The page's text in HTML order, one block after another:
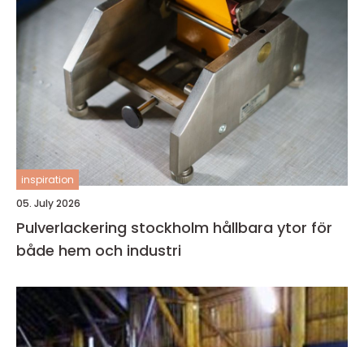
inspiration
05. July 2026
Pulverlackering stockholm hållbara ytor för
både hem och industri